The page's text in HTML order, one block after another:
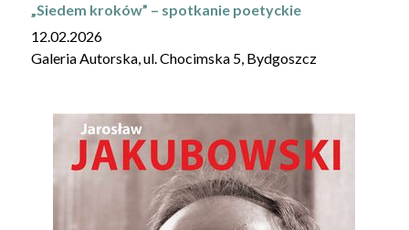
„Siedem kroków” – spotkanie poetyckie
12.02.2026
Galeria Autorska, ul. Chocimska 5, Bydgoszcz